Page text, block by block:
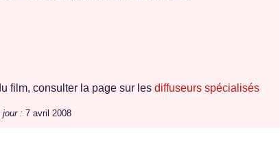
film, consulter la page sur les diffuseurs spécialisés
jour : 7 avril 2008